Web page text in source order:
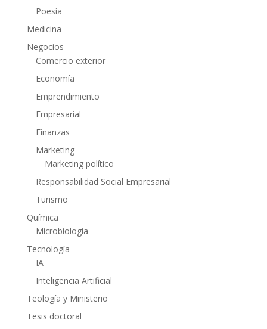
Poesía
Medicina
Negocios
Comercio exterior
Economía
Emprendimiento
Empresarial
Finanzas
Marketing
Marketing político
Responsabilidad Social Empresarial
Turismo
Química
Microbiología
Tecnología
IA
Inteligencia Artificial
Teología y Ministerio
Tesis doctoral